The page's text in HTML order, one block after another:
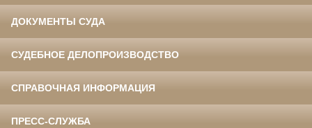
ДОКУМЕНТЫ СУДА
СУДЕБНОЕ ДЕЛОПРОИЗВОДСТВО
СПРАВОЧНАЯ ИНФОРМАЦИЯ
ПРЕСС-СЛУЖБА